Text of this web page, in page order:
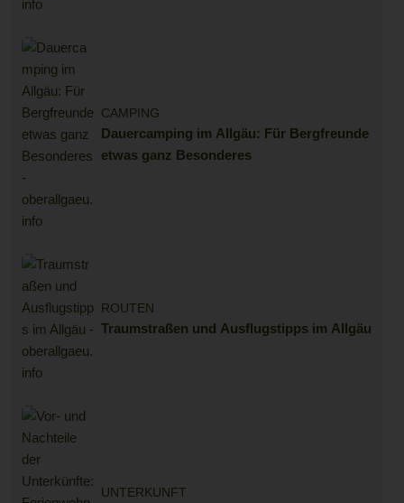
CAMPING
Dauercamping im Allgäu: Für Bergfreunde
etwas ganz Besonderes
ROUTEN
Traumstraßen und Ausflugstipps im Allgäu
UNTERKUNFT